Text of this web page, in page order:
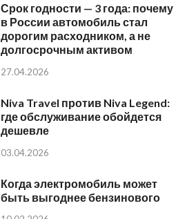
Срок годности — 3 года: почему
в России автомобиль стал
дорогим расходником, а не
долгосрочным активом
27.04.2026
Niva Travel против Niva Legend:
где обслуживание обойдется
дешевле
03.04.2026
Когда электромобиль может
быть выгоднее бензинового